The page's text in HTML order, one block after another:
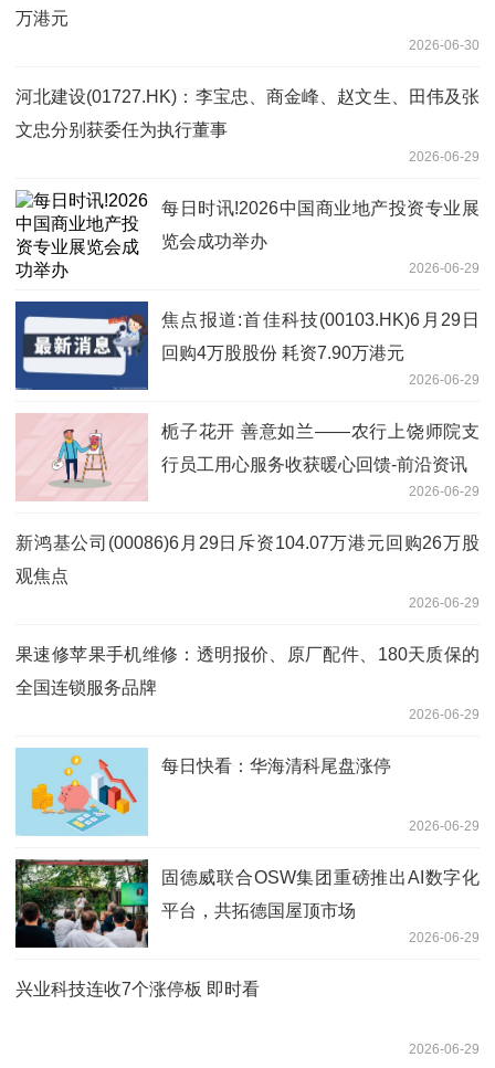
万港元
2026-06-30
河北建设(01727.HK)：李宝忠、商金峰、赵文生、田伟及张
文忠分别获委任为执行董事
2026-06-29
每日时讯!2026中国商业地产投资专业展
览会成功举办
2026-06-29
焦点报道:首佳科技(00103.HK)6月29日
回购4万股股份 耗资7.90万港元
2026-06-29
栀子花开 善意如兰——农行上饶师院支
行员工用心服务收获暖心回馈-前沿资讯
2026-06-29
新鸿基公司(00086)6月29日斥资104.07万港元回购26万股
观焦点
2026-06-29
果速修苹果手机维修：透明报价、原厂配件、180天质保的
全国连锁服务品牌
2026-06-29
每日快看：华海清科尾盘涨停
2026-06-29
固德威联合OSW集团重磅推出AI数字化
平台，共拓德国屋顶市场
2026-06-29
兴业科技连收7个涨停板 即时看
2026-06-29